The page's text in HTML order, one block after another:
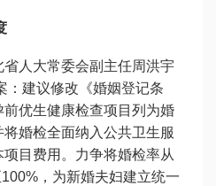
人大常委会副主任周洪宇
：建议修改《婚姻登记条
优生健康检查项目列为婚
婚检全面纳入公共卫生服
目费用。力争将婚检率从
，为新婚夫妇建立统一